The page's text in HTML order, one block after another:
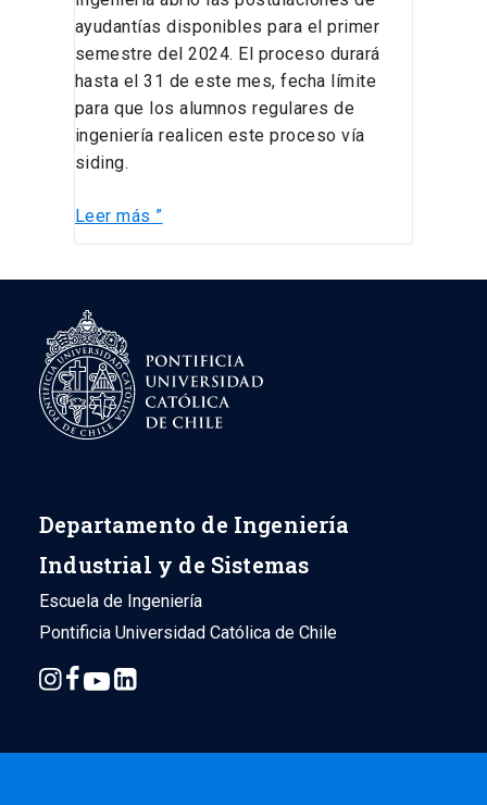
ayudantías disponibles para el primer
semestre del 2024. El proceso durará
hasta el 31 de este mes, fecha límite
para que los alumnos regulares de
ingeniería realicen este proceso vía
siding.
Leer más ”
Departamento de Ingeniería
Industrial y de Sistemas
Escuela de Ingeniería
Pontificia Universidad Católica de Chile